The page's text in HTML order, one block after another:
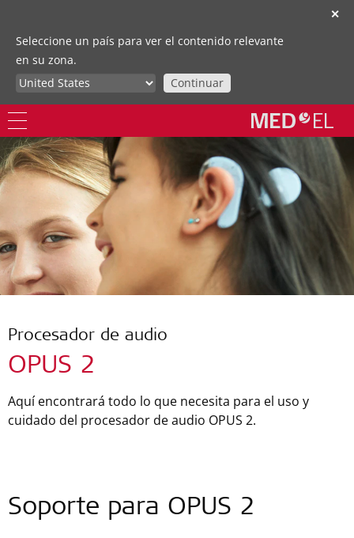
✕
Seleccione un país para ver el contenido relevante
en su zona.
Continuar
Procesador de audio
OPUS 2
Aquí encontrará todo lo que necesita para el uso y
cuidado del procesador de audio OPUS 2.
Soporte para OPUS 2